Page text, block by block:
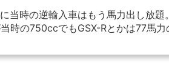
時の逆輸入車はもう馬力出し放題。
時の750ccでもGSX-Rとかは77馬